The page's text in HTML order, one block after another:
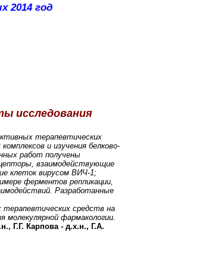
2014 год
исследования
терапевтических
и изучения белково-
работ получены
взаимодействующие
клеток вирусом ВИЧ-1;
ферментов репликации,
Разработанные
средств на
молекулярной фармакологии.
Г.Г. Карпова - д.х.н., Г.А.